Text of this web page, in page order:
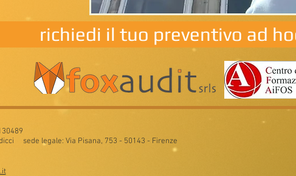
richiedi il tuo preventivo ad
sede legale: Via Pisana, 753 - 50143 - Firenze